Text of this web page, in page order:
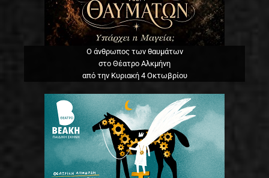
Ο άνθρωπος των θαυμάτων
στο Θέατρο Αλκμήνη
από την Κυριακή 4 Οκτωβρίου